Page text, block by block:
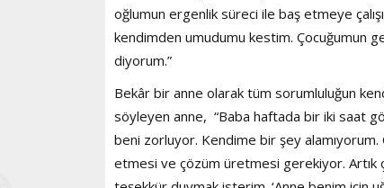
oğlumun ergenlik süreci ile baş etmeye
kendimden umudumu kestim. Çocuğumun
diyorum.”
Bekâr bir anne olarak tüm sorumluluğun
söyleyen anne, “Baba haftada bir iki saat
beni zorluyor. Kendime bir şey
etmesi ve çözüm üretmesi gerekiyor. Artık